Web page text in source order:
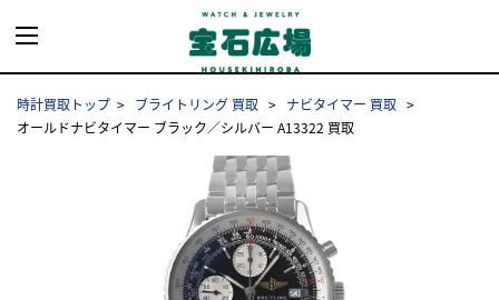
時計買取トップ ブライトリング 買取
ナビタイマー 買取
オールドナビタイマー ブラック／シルバー A13322 買取